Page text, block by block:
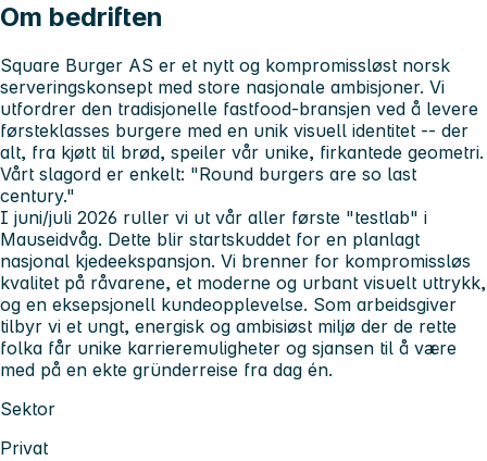
Om bedriften
​Square Burger AS er et nytt og kompromissløst norsk
serveringskonsept med store nasjonale ambisjoner. Vi
utfordrer den tradisjonelle fastfood-bransjen ved å levere
førsteklasses burgere med en unik visuell identitet -- der
alt, fra kjøtt til brød, speiler vår unike, firkantede geometri.
Vårt slagord er enkelt: "Round burgers are so last
century."
​I juni/juli 2026 ruller vi ut vår aller første "testlab" i
Mauseidvåg. Dette blir startskuddet for en planlagt
nasjonal kjedeekspansjon. Vi brenner for kompromissløs
kvalitet på råvarene, et moderne og urbant visuelt uttrykk,
og en eksepsjonell kundeopplevelse. Som arbeidsgiver
tilbyr vi et ungt, energisk og ambisiøst miljø der de rette
folka får unike karrieremuligheter og sjansen til å være
med på en ekte gründerreise fra dag én.
Sektor
Privat